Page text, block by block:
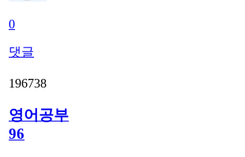
0
댓글
196738
영어공부
96